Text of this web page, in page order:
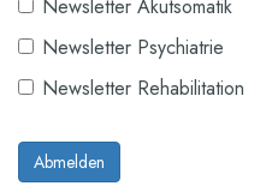
Newsletter Akutsomatik
Newsletter Psychiatrie
Newsletter Rehabilitation
Abmelden